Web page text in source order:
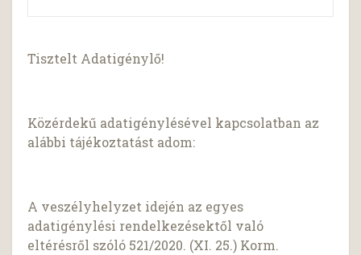
Tisztelt Adatigénylő!
Közérdekű adatigénylésével kapcsolatban az
alábbi tájékoztatást adom:
A veszélyhelyzet idején az egyes
adatigénylési rendelkezésektől való
eltérésről szóló 521/2020. (XI. 25.) Korm.